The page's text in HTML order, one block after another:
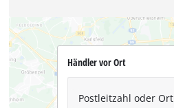
Händler vor Ort
Postleitzahl oder Ort